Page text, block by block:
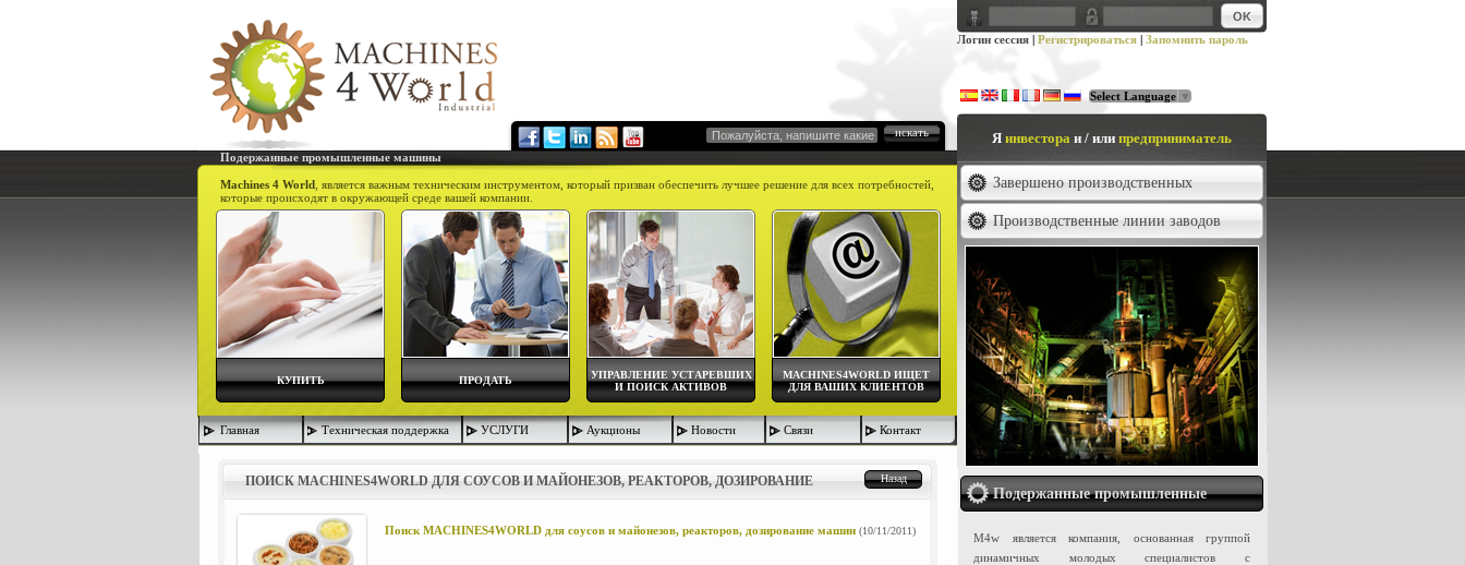
Подержанные промышленные машины
искать
Machines 4 World , является важным техническим инструментом, который призван обеспечить лучшее решение для всех потребностей,
которые происходят в окружающей среде вашей компании.
MACHINES4WORLD ИЩЕТ
ДЛЯ ВАШИХ КЛИЕНТОВ
УПРАВЛЕНИЕ УСТАРЕВШИХ
И ПОИСК АКТИВОВ
ПРОДАТЬ
КУПИТЬ
Главная Техническая поддержка УСЛУГИ Аукционы Новости Связи Контакт
Назад
ПОИСК MACHINES4WORLD ДЛЯ СОУСОВ И МАЙОНЕЗОВ, РЕАКТОРОВ, ДОЗИРОВАНИЕ
Поиск MACHINES4WORLD для соусов и майонезов, реакторов, дозирование машин (10/11/2011)
Логин сессия | Регистрироваться | Запомнить пароль
Select Language ▼
Я инвестора и / или предприниматель
Завершено производственных
процессов
Производственные линии заводов
Подержанные промышленные
машины
M4w является компания, основанная группой
динамичных молодых специалистов с